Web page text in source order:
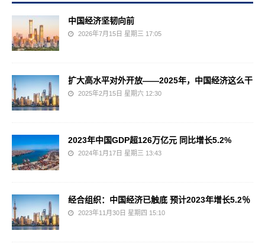
中国经济坚韧向前
2026年7月15日 星期三 17:05
扩大高水平对外开放——2025年，中国经济这么干
2025年2月15日 星期六 12:30
2023年中国GDP超126万亿元 同比增长5.2%
2024年1月17日 星期三 13:43
经合组织：中国经济已触底 预计2023年增长5.2％
2023年11月30日 星期四 15:10